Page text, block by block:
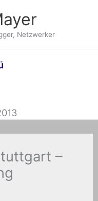
Netzwerker
–